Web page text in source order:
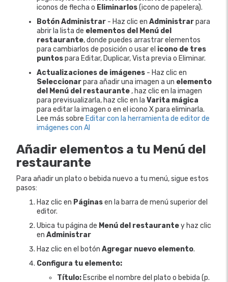
iconos de flecha o Eliminarlos(icono de papelera).
Botón Administrar - Haz clic en Administrarpara
abrir la lista de elementos del Menú del
restaurante, donde puedes arrastrar elementos
para cambiarlos de posición o usar el icono de tres
puntospara Editar, Duplicar, Vista previa o Eliminar.
Actualizaciones de imágenes - Haz clic en
Seleccionarpara añadir una imagen a un elemento
del Menú del restaurante , haz clic en la imagen
para previsualizarla, haz clic en la Varita mágica
para editar la imagen o en el icono X para eliminarla.
Lee más sobre Editar con la herramienta de editor de
imágenes con AI
Añadir elementos a tu Menú del
restaurante
Para añadir un plato o bebida nuevo a tu menú, sigue estos
pasos:
Haz clic en Páginasen la barra de menú superior del
editor.
Ubica tu página de Menú del restaurantey haz clic
en Administrar
Haz clic en el botón Agregar nuevo elemento.
Configura tu elemento:
Título: Escribe el nombre del plato o bebida (p.